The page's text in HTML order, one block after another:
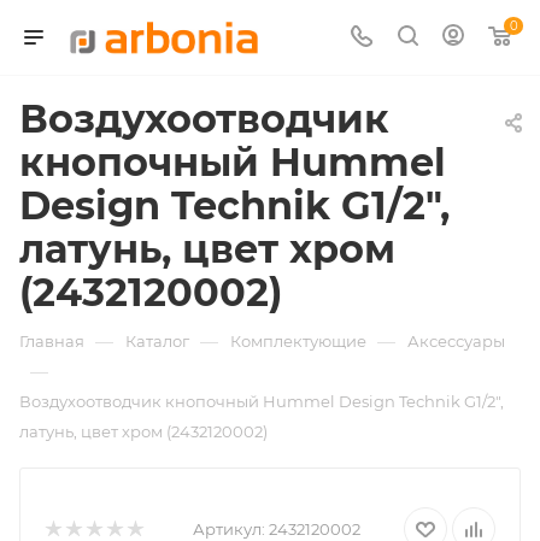
0
Воздухоотводчик
кнопочный Hummel
Design Technik G1/2",
латунь, цвет хром
(2432120002)
Главная — Каталог — Комплектующие — Аксессуары
—
Воздухоотводчик кнопочный Hummel Design Technik G1/2",
латунь, цвет хром (2432120002)
Артикул: 2432120002